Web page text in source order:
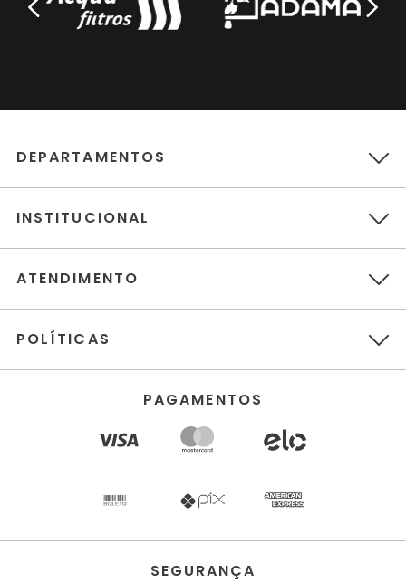
DEPARTAMENTOS
INSTITUCIONAL
ATENDIMENTO
POLÍTICAS
PAGAMENTOS
SEGURANÇA